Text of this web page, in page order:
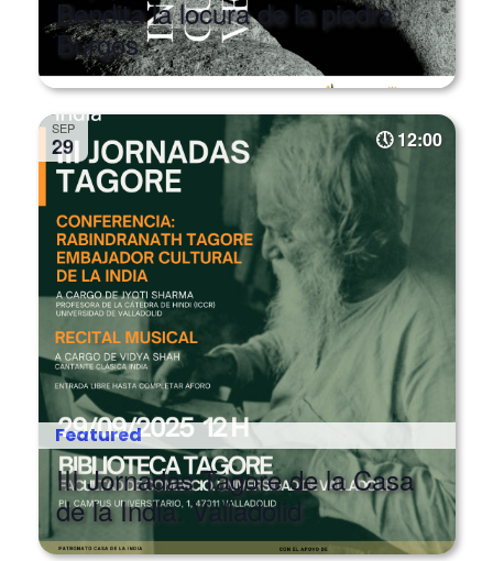
Bendita la locura de la piedra’.
Burgos
SEP
29 12:00
Featured
III Jornadas Tagore de la Casa
de la India. Valladolid